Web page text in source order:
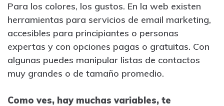
Para los colores, los gustos. En la web existen
herramientas para servicios de email marketing,
accesibles para principiantes o personas
expertas y con opciones pagas o gratuitas. Con
algunas puedes manipular listas de contactos
muy grandes o de tamaño promedio.
Como ves, hay muchas variables, te